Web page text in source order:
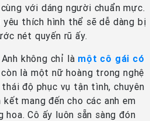
với dáng người chuẩn mực.
yêu thích hình thể sẽ dễ dàng bị
nét quyến rũ ấy.
không chỉ là một cô gái có
còn là một nữ hoàng trong nghệ
độ phục vụ tận tình, chuyên
kết mang đến cho các anh em
Cô ấy luôn sẵn sàng đón